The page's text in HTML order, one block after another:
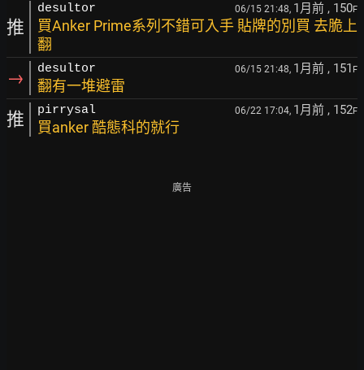
推
desultor 06/15 21:48, 1月前 , 150F
買Anker Prime系列不錯可入手 貼牌的別買 去脆上
翻
→ desultor 06/15 21:48, 1月前 , 151 F
翻有一堆避雷
推 pirrysal 06/22 17:04, 1月前 , 152F
買anker 酷態科的就行
廣告